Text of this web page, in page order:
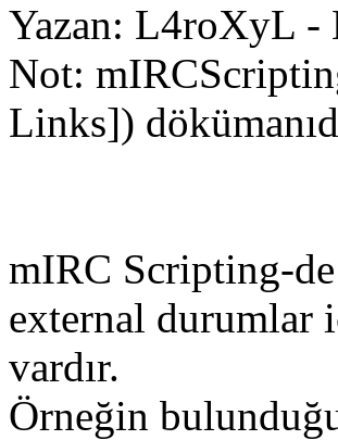
Yazan: L4roXyL -
Not:
Links])
mIRC Scripting-
external durumlar
vardır.
Örneğin